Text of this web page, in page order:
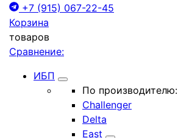
+7 (915) 067-22-45
Корзина
товаров
Сравнение:
ИБП
По производителю:
Challenger
Delta
East